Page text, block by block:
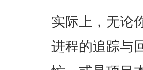
实际上，无论
进程的追踪与